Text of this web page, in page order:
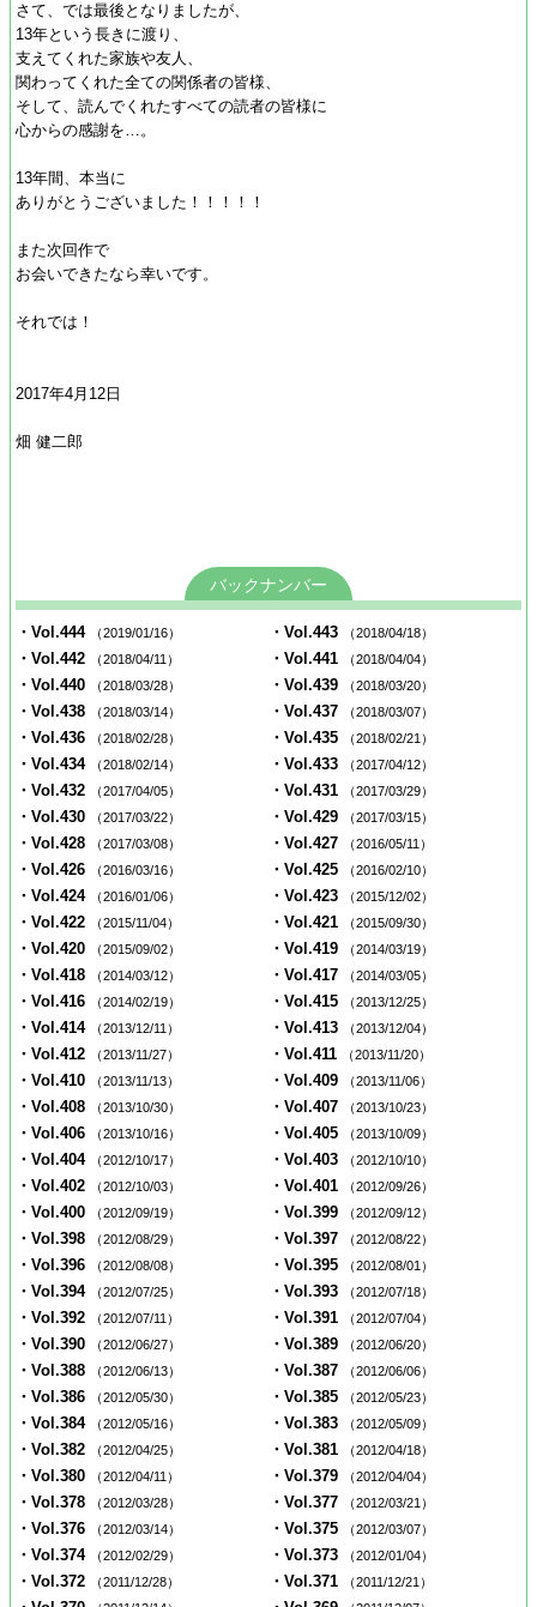
さて、では最後となりましたが、
13年という長きに渡り、
支えてくれた家族や友人、
関わってくれた全ての関係者の皆様、
そして、読んでくれたすべての読者の皆様に
心からの感謝を…。
13年間、本当に
ありがとうございました！！！！！
また次回作で
お会いできたなら幸いです。
それでは！
2017年4月12日
畑 健二郎
バックナンバー
・Vol.444 （2019/01/16） ・Vol.443 （2018/04/18）
・Vol.442 （2018/04/11） ・Vol.441 （2018/04/04）
・Vol.440 （2018/03/28） ・Vol.439 （2018/03/20）
・Vol.438 （2018/03/14） ・Vol.437 （2018/03/07）
・Vol.436 （2018/02/28） ・Vol.435 （2018/02/21）
・Vol.434 （2018/02/14） ・Vol.433 （2017/04/12）
・Vol.432 （2017/04/05） ・Vol.431 （2017/03/29）
・Vol.430 （2017/03/22） ・Vol.429 （2017/03/15）
・Vol.428 （2017/03/08） ・Vol.427 （2016/05/11）
・Vol.426 （2016/03/16） ・Vol.425 （2016/02/10）
・Vol.424 （2016/01/06） ・Vol.423 （2015/12/02）
・Vol.422 （2015/11/04） ・Vol.421 （2015/09/30）
・Vol.420 （2015/09/02） ・Vol.419 （2014/03/19）
・Vol.418 （2014/03/12） ・Vol.417 （2014/03/05）
・Vol.416 （2014/02/19） ・Vol.415 （2013/12/25）
・Vol.414 （2013/12/11） ・Vol.413 （2013/12/04）
・Vol.412 （2013/11/27） ・Vol.411 （2013/11/20）
・Vol.410 （2013/11/13） ・Vol.409 （2013/11/06）
・Vol.408 （2013/10/30） ・Vol.407 （2013/10/23）
・Vol.406 （2013/10/16） ・Vol.405 （2013/10/09）
・Vol.404 （2012/10/17） ・Vol.403 （2012/10/10）
・Vol.402 （2012/10/03） ・Vol.401 （2012/09/26）
・Vol.400 （2012/09/19） ・Vol.399 （2012/09/12）
・Vol.398 （2012/08/29） ・Vol.397 （2012/08/22）
・Vol.396 （2012/08/08） ・Vol.395 （2012/08/01）
・Vol.394 （2012/07/25） ・Vol.393 （2012/07/18）
・Vol.392 （2012/07/11） ・Vol.391 （2012/07/04）
・Vol.390 （2012/06/27） ・Vol.389 （2012/06/20）
・Vol.388 （2012/06/13） ・Vol.387 （2012/06/06）
・Vol.386 （2012/05/30） ・Vol.385 （2012/05/23）
・Vol.384 （2012/05/16） ・Vol.383 （2012/05/09）
・Vol.382 （2012/04/25） ・Vol.381 （2012/04/18）
・Vol.380 （2012/04/11） ・Vol.379 （2012/04/04）
・Vol.378 （2012/03/28） ・Vol.377 （2012/03/21）
・Vol.376 （2012/03/14） ・Vol.375 （2012/03/07）
・Vol.374 （2012/02/29） ・Vol.373 （2012/01/04）
・Vol.372 （2011/12/28） ・Vol.371 （2011/12/21）